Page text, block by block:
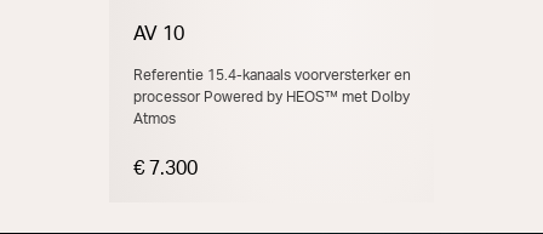
AV 10
Referentie 15.4-kanaals voorversterker en
processor Powered by HEOS™ met Dolby
Atmos
€ 7.300